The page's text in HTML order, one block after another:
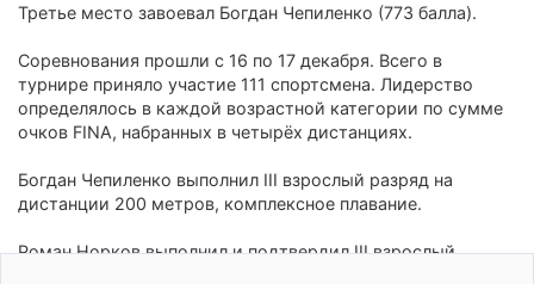
Третье место завоевал Богдан Чепиленко (773 балла).
Соревнования прошли с 16 по 17 декабря. Всего в
турнире приняло участие 111 спортсмена. Лидерство
определялось в каждой возрастной категории по сумме
очков FINA, набранных в четырёх дистанциях.
Богдан Чепиленко выполнил III взрослый разряд на
дистанции 200 метров, комплексное плавание.
Роман Норков выполнил и подтвердил III взрослый